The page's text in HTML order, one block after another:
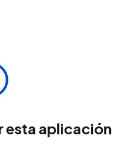
esta aplicación